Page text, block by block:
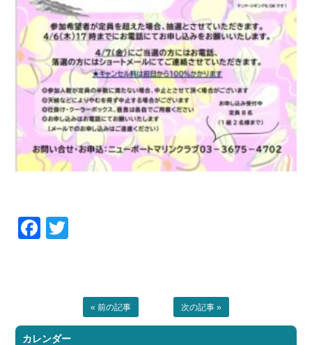
Facebook
« 前の記事 次の記事 »
カレンダー